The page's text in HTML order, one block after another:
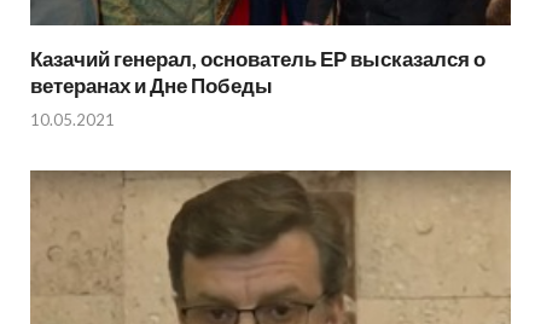
Казачий генерал, основатель ЕР высказался о
ветеранах и Дне Победы
10.05.2021